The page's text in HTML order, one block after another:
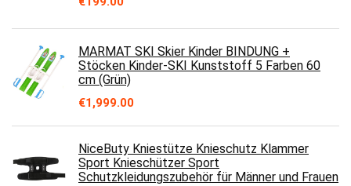
MARMAT SKI Skier Kinder BINDUNG +
Stöcken Kinder-SKI Kunststoff 5 Farben 60
cm (Grün)
€1,999.00
NiceButy Kniestütze Knieschutz Klammer
Sport Knieschützer Sport
Schutzkleidungszubehör für Männer und Frauen